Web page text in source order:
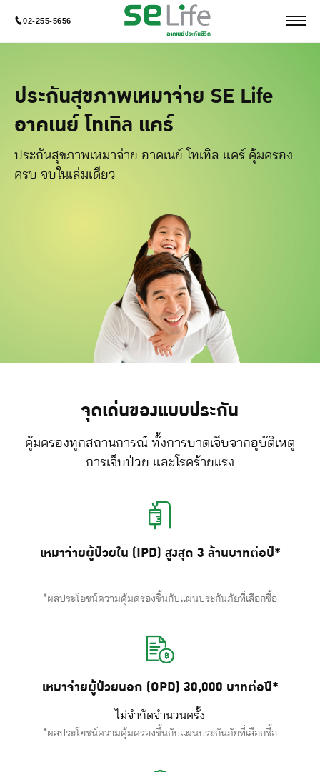
02-255-5656
ประกันสุขภาพเหมาจ่าย SE Life
อาคเนย์ โทเทิล แคร์
ประกันสุขภาพเหมาจ่าย อาคเนย์ โทเทิล แคร์ คุ้มครอง
ครบ จบในเล่มเดียว
จุดเด่นของแบบประกัน
คุ้มครองทุกสถานการณ์ ทั้งการบาดเจ็บจากอุบัติเหตุ
การเจ็บป่วย และโรคร้ายแรง
เหมาจ่ายผู้ป่วยใน (IPD) สูงสุด 3 ล้านบาทต่อปี*
*ผลประโยชน์ความคุ้มครองขึ้นกับแผนประกันภัยที่เลือกซื้อ
เหมาจ่ายผู้ป่วยนอก (OPD) 30,000 บาทต่อปี*
ไม่จำกัดจำนวนครั้ง
*ผลประโยชน์ความคุ้มครองขึ้นกับแผนประกันภัยที่เลือกซื้อ